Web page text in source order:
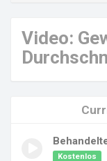
Video:
Kostenlos